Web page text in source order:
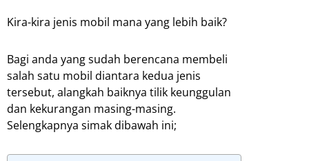
Kira-kira jenis mobil mana yang lebih baik?
Bagi anda yang sudah berencana membeli
salah satu mobil diantara kedua jenis
tersebut, alangkah baiknya tilik keunggulan
dan kekurangan masing-masing.
Selengkapnya simak dibawah ini;